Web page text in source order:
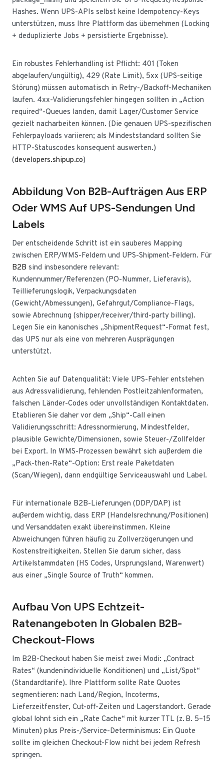
Hashes. Wenn UPS-APIs selbst keine Idempotency-Keys
unterstützen, muss Ihre Plattform das übernehmen (Locking
+ deduplizierte Jobs + persistierte Ergebnisse).
Ein robustes Fehlerhandling ist Pflicht: 401 (Token
abgelaufen/ungültig), 429 (Rate Limit), 5xx (UPS-seitige
Störung) müssen automatisch in Retry-/Backoff-Mechaniken
laufen. 4xx-Validierungsfehler hingegen sollten in „Action
required“-Queues landen, damit Lager/Customer Service
gezielt nacharbeiten können. (Die genauen UPS-spezifischen
Fehlerpayloads variieren; als Mindeststandard sollten Sie
HTTP-Statuscodes konsequent auswerten.)
(developers.shipup.co)
Abbildung Von B2B-Aufträgen Aus ERP
Oder WMS Auf UPS-Sendungen Und
Labels
Der entscheidende Schritt ist ein sauberes Mapping
zwischen ERP/WMS-Feldern und UPS-Shipment-Feldern. Für
B2B sind insbesondere relevant:
Kundennummer/Referenzen (PO-Nummer, Lieferavis),
Teillieferungslogik, Verpackungsdaten
(Gewicht/Abmessungen), Gefahrgut/Compliance-Flags,
sowie Abrechnung (shipper/receiver/third-party billing).
Legen Sie ein kanonisches „ShipmentRequest“-Format fest,
das UPS nur als eine von mehreren Ausprägungen
unterstützt.
Achten Sie auf Datenqualität: Viele UPS-Fehler entstehen
aus Adressvalidierung, fehlenden Postleitzahlenformaten,
falschen Länder-Codes oder unvollständigen Kontaktdaten.
Etablieren Sie daher vor dem „Ship“-Call einen
Validierungsschritt: Adressnormierung, Mindestfelder,
plausible Gewichte/Dimensionen, sowie Steuer-/Zollfelder
bei Export. In WMS-Prozessen bewährt sich außerdem die
„Pack-then-Rate“-Option: Erst reale Paketdaten
(Scan/Wiegen), dann endgültige Serviceauswahl und Label.
Für internationale B2B-Lieferungen (DDP/DAP) ist
außerdem wichtig, dass ERP (Handelsrechnung/Positionen)
und Versanddaten exakt übereinstimmen. Kleine
Abweichungen führen häufig zu Zollverzögerungen und
Kostenstreitigkeiten. Stellen Sie darum sicher, dass
Artikelstammdaten (HS Codes, Ursprungsland, Warenwert)
aus einer „Single Source of Truth“ kommen.
Aufbau Von UPS Echtzeit-
Ratenangeboten In Globalen B2B-
Checkout-Flows
Im B2B-Checkout haben Sie meist zwei Modi: „Contract
Rates“ (kundenindividuelle Konditionen) und „List/Spot“
(Standardtarife). Ihre Plattform sollte Rate Quotes
segmentieren: nach Land/Region, Incoterms,
Lieferzeitfenster, Cut-off-Zeiten und Lagerstandort. Gerade
global lohnt sich ein „Rate Cache“ mit kurzer TTL (z. B. 5–15
Minuten) plus Preis-/Service-Determinismus: Ein Quote
sollte im gleichen Checkout-Flow nicht bei jedem Refresh
springen.